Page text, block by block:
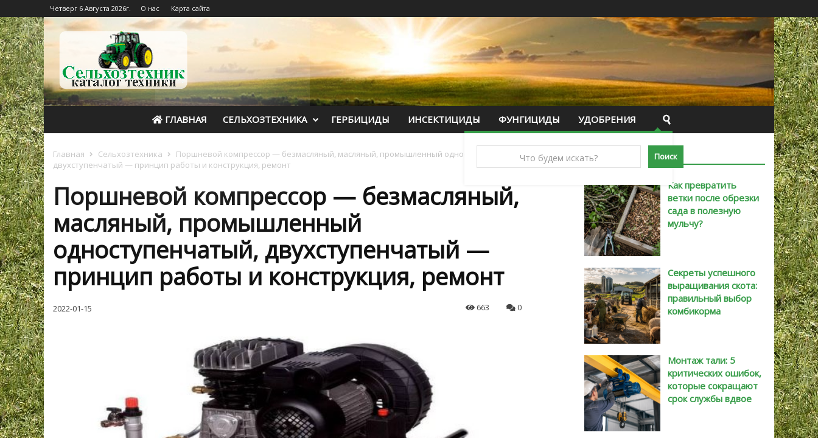
Четверг 6 Августа 2026г. О нас Карта сайта
ГЛАВНАЯ СЕЛЬХОЗТЕХНИКА ГЕРБИЦИДЫ ИНСЕКТИЦИДЫ ФУНГИЦИДЫ УДОБРЕНИЯ
Главная Сельхозтехника
Поршневой компрессор — безмасляный, масляный, промышленный одноступенчатый,
двухступенчатый — принцип работы и конструкция, ремонт
Поршневой компрессор — безмасляный,
масляный, промышленный
одноступенчатый, двухступенчатый —
принцип работы и конструкция, ремонт
2022-01-15 663 0
САМЫЕ НОВЫЕ
Как превратить
ветки после обрезки
сада в полезную
мульчу?
Секреты успешного
выращивания скота:
правильный выбор
комбикорма
Монтаж тали: 5
критических ошибок,
которые сокращают
срок службы вдвое